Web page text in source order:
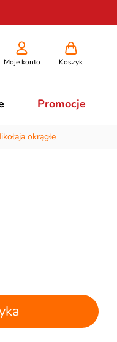
Moje konto Koszyk
Promocje
okrągłe